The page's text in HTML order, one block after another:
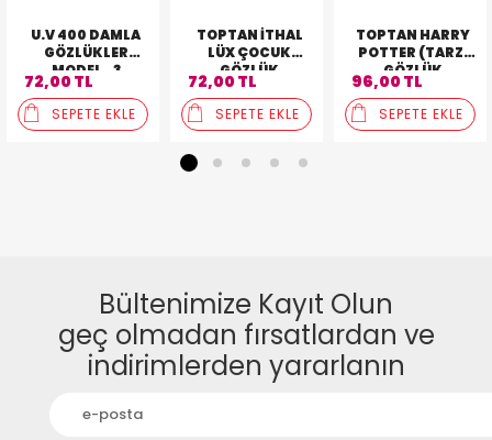
U.V 400 DAMLA
GÖZLÜKLER
MODEL_3
72,00 TL
SEPETE EKLE
TOPTAN İTHAL
LÜX ÇOCUK
GÖZLÜK
72,00 TL
SEPETE EKLE
TOPTAN HARRY
POTTER (TARZ)
GÖZLÜK
96,00 TL
SEPETE EKLE
2 3 4 5
Bültenimize Kayıt Olun
geç olmadan fırsatlardan ve
indirimlerden yararlanın